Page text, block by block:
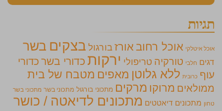
תגיות
אוכל איטלקי אוכל רחוב אורזבורגול בצקים בשר
דגים חלבי טורקיה טריפולי ירקות כדורי בשר כדורי
עוף כרובית ללא גלוטן מאפים מטבח של בית
ממולאים מרוקו מרקים מתכוני בורגול מתכוני בשר מתכוני בשר
טחון מתכונים דיאטטים מתכונים לדיאטה / כושר